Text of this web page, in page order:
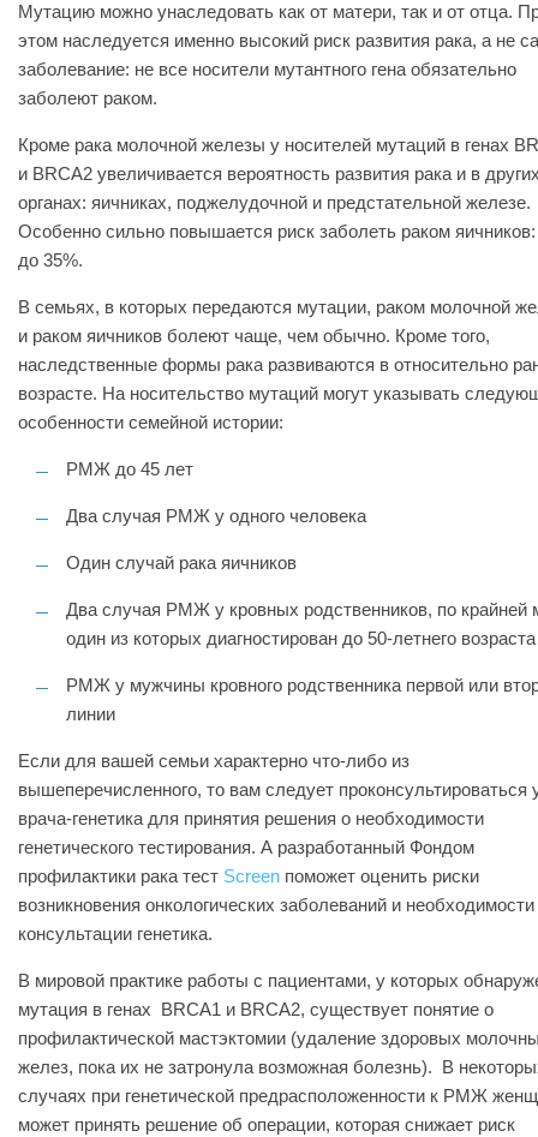
Мутацию можно унаследовать как от матери, так и от отца.
этом наследуется именно высокий риск развития рака, а не
заболевание: не все носители мутантного гена обязательно
заболеют раком.
Кроме рака молочной железы у носителей мутаций в генах
и BRCA2 увеличивается вероятность развития рака и в
органах: яичниках, поджелудочной и предстательной железе.
Особенно сильно повышается риск заболеть раком
до 35%.
В семьях, в которых передаются мутации, раком молочной
и раком яичников болеют чаще, чем обычно. Кроме того,
наследственные формы рака развиваются в относительно
возрасте. На носительство мутаций могут указывать
особенности семейной истории:
РМЖ до 45 лет
Два случая РМЖ у одного человека
Один случай рака яичников
Два случая РМЖ у кровных родственников, по крайней
один из которых диагностирован до 50-летнего возраста
РМЖ у мужчины кровного родственника первой или
линии
Если для вашей семьи характерно что-либо из
вышеперечисленного, то вам следует проконсультироваться
врача-генетика для принятия решения о необходимости
генетического тестирования. А разработанный Фондом
профилактики рака тест Screen поможет оценить риски
возникновения онкологических заболеваний и необходимости
консультации генетика.
В мировой практике работы с пациентами, у которых
мутация в генах BRCA1 и BRCA2, существует понятие о
профилактической мастэктомии (удаление здоровых
желез, пока их не затронула возможная болезнь). В
случаях при генетической предрасположенности к РМЖ
может принять решение об операции, которая снижает риск